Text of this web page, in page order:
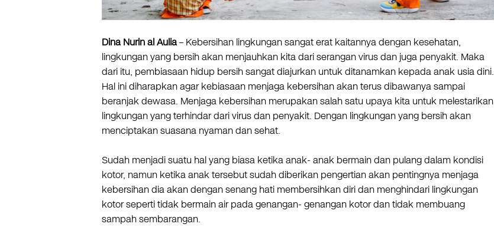
Dina Nurin al Aulia– Kebersihan lingkungan sangat erat kaitannya dengan kesehatan,
lingkungan yang bersih akan menjauhkan kita dari serangan virus dan juga penyakit. Maka
dari itu, pembiasaan hidup bersih sangat diajurkan untuk ditanamkan kepada anak usia dini.
Hal ini diharapkan agar kebiasaan menjaga kebersihan akan terus dibawanya sampai
beranjak dewasa. Menjaga kebersihan merupakan salah satu upaya kita untuk melestarikan
lingkungan yang terhindar dari virus dan penyakit. Dengan lingkungan yang bersih akan
menciptakan suasana nyaman dan sehat.
Sudah menjadi suatu hal yang biasa ketika anak- anak bermain dan pulang dalam kondisi
kotor, namun ketika anak tersebut sudah diberikan pengertian akan pentingnya menjaga
kebersihan dia akan dengan senang hati membersihkan diri dan menghindari lingkungan
kotor seperti tidak bermain air pada genangan- genangan kotor dan tidak membuang
sampah sembarangan.